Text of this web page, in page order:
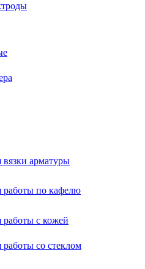
арматуры
работы по кафелю
работы с кожей
со стеклом